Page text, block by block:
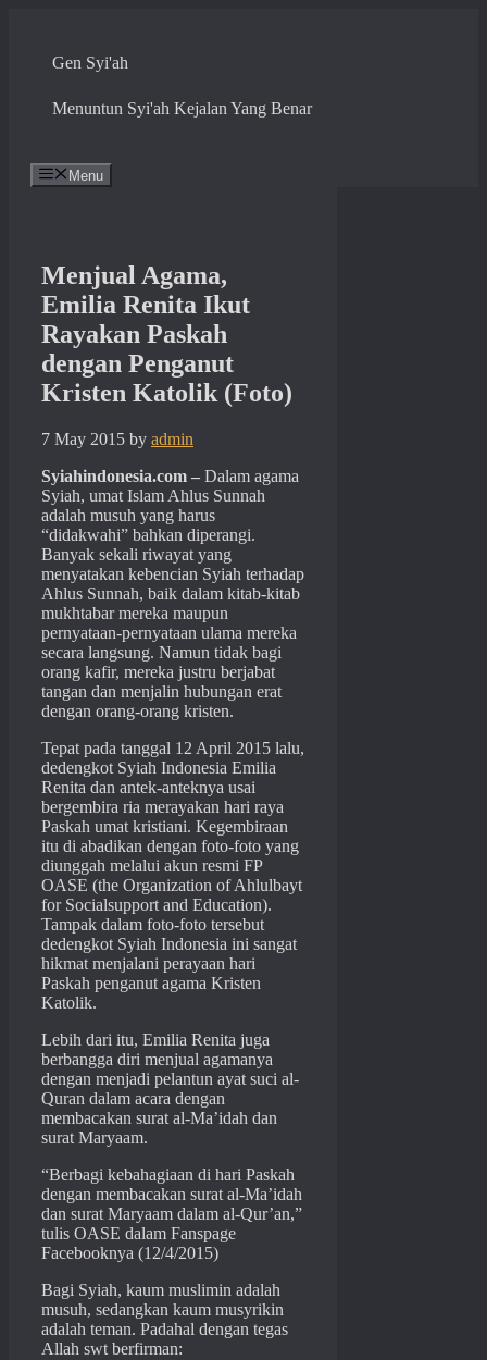
contentGen Syi'ah
Menuntun Syi'ah Kejalan Yang Benar
Menu
Menjual Agama,
Emilia Renita Ikut
Rayakan Paskah
dengan Penganut
Kristen Katolik (Foto)
7 May 2015 by admin
Syiahindonesia.com – Dalam agama
Syiah, umat Islam Ahlus Sunnah
adalah musuh yang harus
“didakwahi” bahkan diperangi.
Banyak sekali riwayat yang
menyatakan kebencian Syiah terhadap
Ahlus Sunnah, baik dalam kitab-kitab
mukhtabar mereka maupun
pernyataan-pernyataan ulama mereka
secara langsung. Namun tidak bagi
orang kafir, mereka justru berjabat
tangan dan menjalin hubungan erat
dengan orang-orang kristen.
Tepat pada tanggal 12 April 2015 lalu,
dedengkot Syiah Indonesia Emilia
Renita dan antek-anteknya usai
bergembira ria merayakan hari raya
Paskah umat kristiani. Kegembiraan
itu di abadikan dengan foto-foto yang
diunggah melalui akun resmi FP
OASE (the Organization of Ahlulbayt
for Socialsupport and Education).
Tampak dalam foto-foto tersebut
dedengkot Syiah Indonesia ini sangat
hikmat menjalani perayaan hari
Paskah penganut agama Kristen
Katolik.
Lebih dari itu, Emilia Renita juga
berbangga diri menjual agamanya
dengan menjadi pelantun ayat suci al-
Quran dalam acara dengan
membacakan surat al-Ma’idah dan
surat Maryaam.
“Berbagi kebahagiaan di hari Paskah
dengan membacakan surat al-Ma’idah
dan surat Maryaam dalam al-Qur’an,”
tulis OASE dalam Fanspage
Facebooknya (12/4/2015)
Bagi Syiah, kaum muslimin adalah
musuh, sedangkan kaum musyrikin
adalah teman. Padahal dengan tegas
Allah swt berfirman: